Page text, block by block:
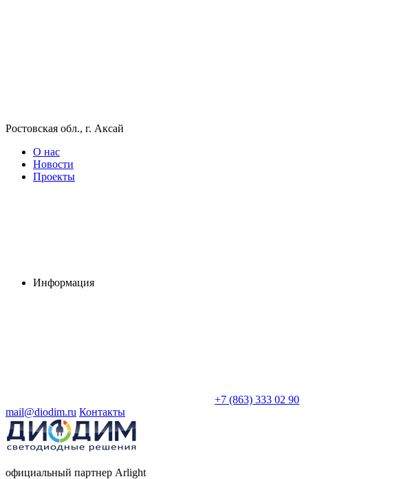
Ростовская обл., г. Аксай
О нас
Новости
Проекты
Информация
+7 (863) 333 02 90
mail@diodim.ru Контакты
официальный партнер Arlight